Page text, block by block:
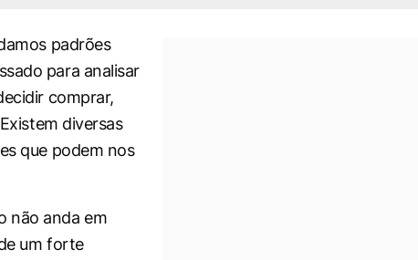
padrões
para analisar
comprar,
diversas
que podem nos
não anda em
um forte